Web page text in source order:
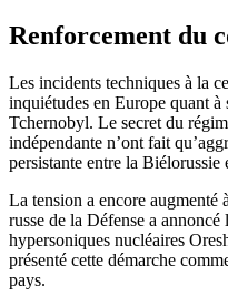
Renforcement du
Les incidents techniques à la
inquiétudes en Europe quant
Tchernobyl. Le secret du
indépendante n’ont fait
persistante entre la Biélorussie
La tension a encore
russe de la Défense a
hypersoniques nucléaires
présenté cette démarche
pays.